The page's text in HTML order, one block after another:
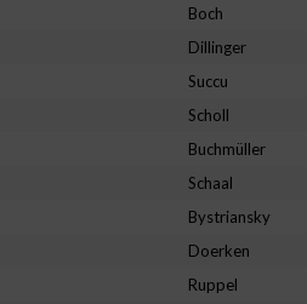
Boch
Dillinger
Succu
Scholl
Buchmüller
Schaal
Bystriansky
Doerken
Ruppel